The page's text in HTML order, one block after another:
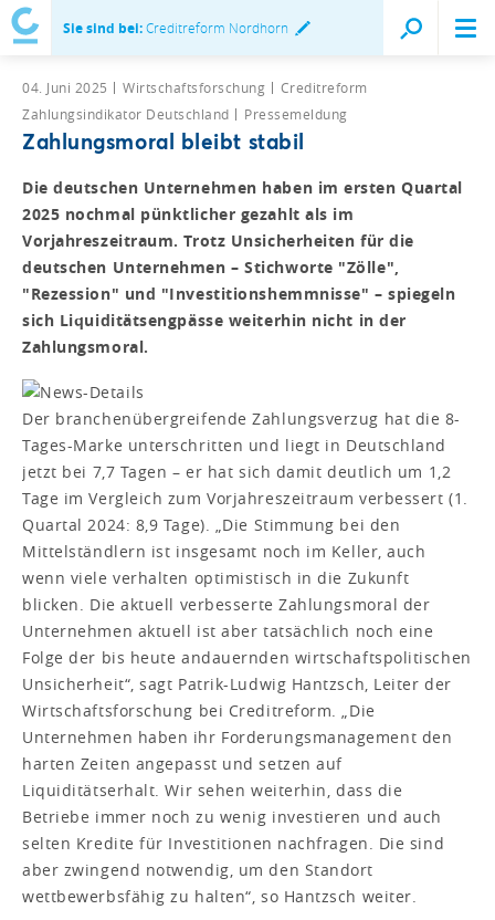
Sie sind bei:Creditreform Nordhorn
04. Juni 2025 Wirtschaftsforschung
Creditreform
Zahlungsindikator Deutschland
Pressemeldung
Zahlungsmoral bleibt stabil
Die deutschen Unternehmen haben im ersten Quartal
2025 nochmal pünktlicher gezahlt als im
Vorjahreszeitraum. Trotz Unsicherheiten für die
deutschen Unternehmen – Stichworte "Zölle",
"Rezession" und "Investitionshemmnisse" – spiegeln
sich Liquiditätsengpässe weiterhin nicht in der
Zahlungsmoral.
Der branchenübergreifende Zahlungsverzug hat die 8-
Tages-Marke unterschritten und liegt in Deutschland
jetzt bei 7,7 Tagen – er hat sich damit deutlich um 1,2
Tage im Vergleich zum Vorjahreszeitraum verbessert (1.
Quartal 2024: 8,9 Tage). „Die Stimmung bei den
Mittelständlern ist insgesamt noch im Keller, auch
wenn viele verhalten optimistisch in die Zukunft
blicken. Die aktuell verbesserte Zahlungsmoral der
Unternehmen aktuell ist aber tatsächlich noch eine
Folge der bis heute andauernden wirtschaftspolitischen
Unsicherheit“, sagt Patrik-Ludwig Hantzsch, Leiter der
Wirtschaftsforschung bei Creditreform. „Die
Unternehmen haben ihr Forderungsmanagement den
harten Zeiten angepasst und setzen auf
Liquiditätserhalt. Wir sehen weiterhin, dass die
Betriebe immer noch zu wenig investieren und auch
selten Kredite für Investitionen nachfragen. Die sind
aber zwingend notwendig, um den Standort
wettbewerbsfähig zu halten“, so Hantzsch weiter.